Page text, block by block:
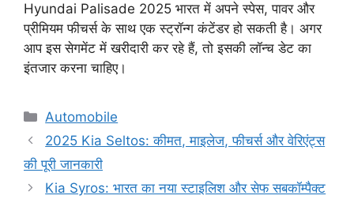
Hyundai Palisade 2025 भारत में अपने स्पेस, पावर और
प्रीमियम फीचर्स के साथ एक स्ट्रॉन्ग कंटेंडर हो सकती है। अगर
आप इस सेगमेंट में खरीदारी कर रहे हैं, तो इसकी लॉन्च डेट का
इंतजार करना चाहिए।
C
a
e
g
Automobile
2025 Kia Seltos: कीमत, माइलेज, फीचर्स और वेरिएंट्स
की पूरी जानकारी
Kia Syros: भारत का नया स्टाइलिश और सेफ सबकॉम्पैक्ट